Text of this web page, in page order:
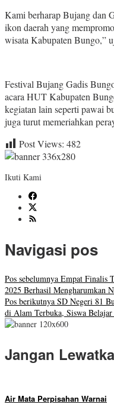
Kami berharap Bujang dan
ikon daerah yang
wisata Kabupaten Bungo,”
Festival Bujang Gadis
acara HUT Kabupaten
kegiatan lain seperti pawai
juga turut memeriahkan
Post Views: 482
Ikuti Kami
Navigasi pos
Pos sebelumnya Empat Finalis
2025 Berhasil Mengharumkan
Pos berikutnya SD Negeri 81
di Alam Terbuka, Siswa
Jangan
Air Mata Perpisahan Warnai